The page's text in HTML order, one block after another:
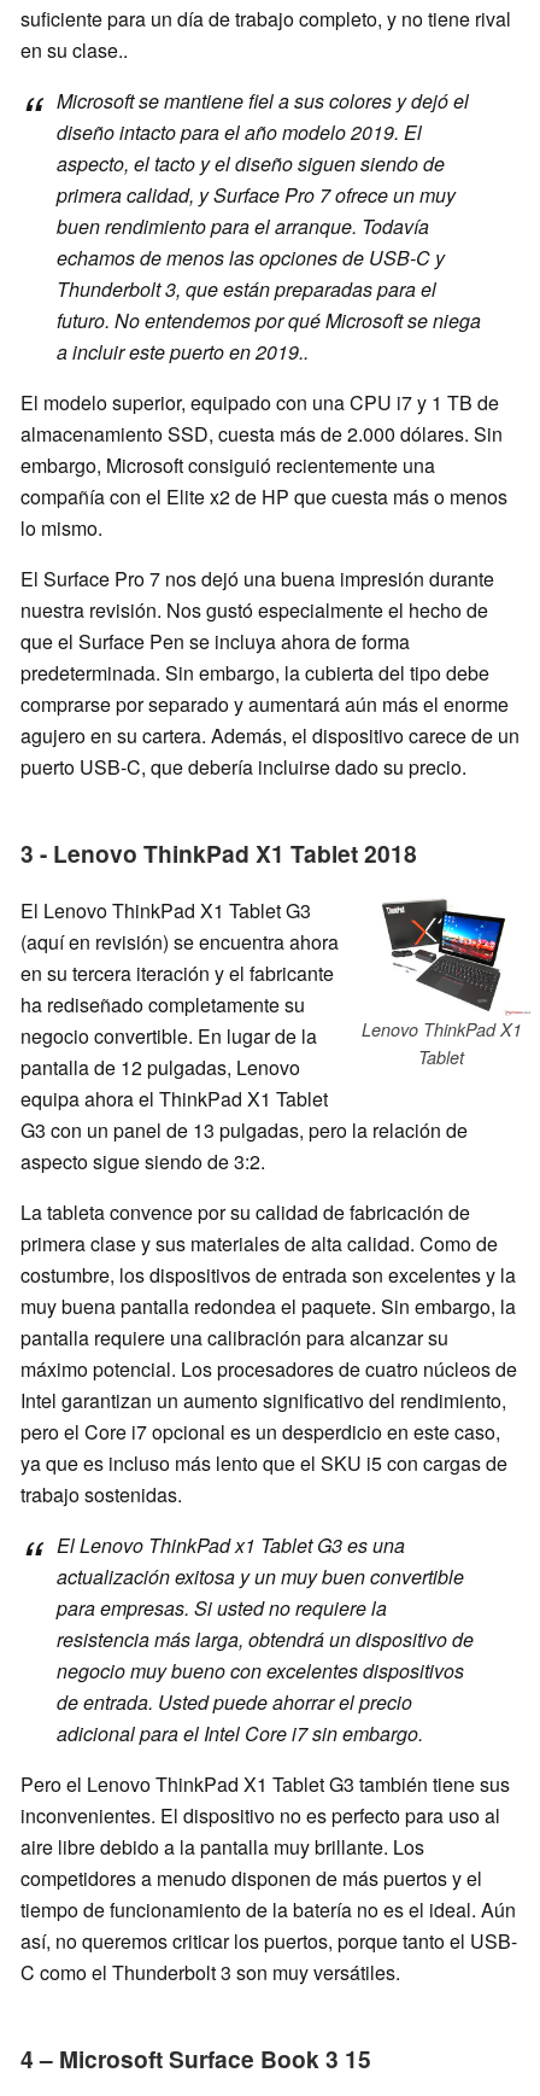
suficiente para un día de trabajo completo, y no tiene rival
en su clase..
Microsoft se mantiene fiel a sus colores y dejó el
diseño intacto para el año modelo 2019. El
aspecto, el tacto y el diseño siguen siendo de
primera calidad, y Surface Pro 7 ofrece un muy
buen rendimiento para el arranque. Todavía
echamos de menos las opciones de USB-C y
Thunderbolt 3, que están preparadas para el
futuro. No entendemos por qué Microsoft se niega
a incluir este puerto en 2019..
El modelo superior, equipado con una CPU i7 y 1 TB de
almacenamiento SSD, cuesta más de 2.000 dólares. Sin
embargo, Microsoft consiguió recientemente una
compañía con el Elite x2 de HP que cuesta más o menos
lo mismo.
El Surface Pro 7 nos dejó una buena impresión durante
nuestra revisión. Nos gustó especialmente el hecho de
que el Surface Pen se incluya ahora de forma
predeterminada. Sin embargo, la cubierta del tipo debe
comprarse por separado y aumentará aún más el enorme
agujero en su cartera. Además, el dispositivo carece de un
puerto USB-C, que debería incluirse dado su precio.
3 - Lenovo ThinkPad X1 Tablet 2018
Lenovo ThinkPad X1
Tablet
El Lenovo ThinkPad X1 Tablet G3
(aquí en revisión) se encuentra ahora
en su tercera iteración y el fabricante
ha rediseñado completamente su
negocio convertible. En lugar de la
pantalla de 12 pulgadas, Lenovo
equipa ahora el ThinkPad X1 Tablet
G3 con un panel de 13 pulgadas, pero la relación de
aspecto sigue siendo de 3:2.
La tableta convence por su calidad de fabricación de
primera clase y sus materiales de alta calidad. Como de
costumbre, los dispositivos de entrada son excelentes y la
muy buena pantalla redondea el paquete. Sin embargo, la
pantalla requiere una calibración para alcanzar su
máximo potencial. Los procesadores de cuatro núcleos de
Intel garantizan un aumento significativo del rendimiento,
pero el Core i7 opcional es un desperdicio en este caso,
ya que es incluso más lento que el SKU i5 con cargas de
trabajo sostenidas.
El Lenovo ThinkPad x1 Tablet G3 es una
actualización exitosa y un muy buen convertible
para empresas. Si usted no requiere la
resistencia más larga, obtendrá un dispositivo de
negocio muy bueno con excelentes dispositivos
de entrada. Usted puede ahorrar el precio
adicional para el Intel Core i7 sin embargo.
Pero el Lenovo ThinkPad X1 Tablet G3 también tiene sus
inconvenientes. El dispositivo no es perfecto para uso al
aire libre debido a la pantalla muy brillante. Los
competidores a menudo disponen de más puertos y el
tiempo de funcionamiento de la batería no es el ideal. Aún
así, no queremos criticar los puertos, porque tanto el USB-
C como el Thunderbolt 3 son muy versátiles.
4 – Microsoft Surface Book 3 15